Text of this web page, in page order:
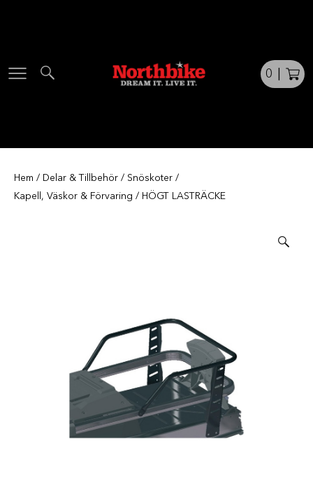
0
Hem / Delar & Tillbehör / Snöskoter /
Kapell, Väskor & Förvaring / HÖGT LASTRÄCKE